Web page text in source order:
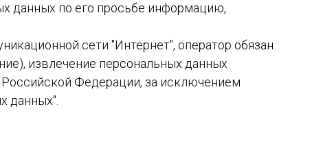
данных по его просьбе информацию,
сети "Интернет", оператор обязан
извлечение персональных данных
Федерации, за исключением
данных".